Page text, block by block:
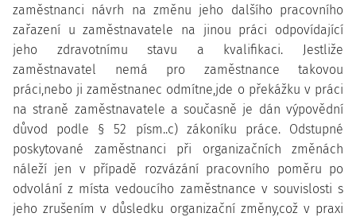
zaměstnanci návrh na změnu jeho dalšího pracovního
zařazení u zaměstnavatele na jinou práci odpovídající
jeho zdravotnímu stavu a kvalifikaci. Jestliže
zaměstnavatel nemá pro zaměstnance takovou
práci,nebo ji zaměstnanec odmítne,jde o překážku v práci
na straně zaměstnavatele a současně je dán výpovědní
důvod podle § 52 písm..c) zákoníku práce. Odstupné
poskytované zaměstnanci při organizačních změnách
náleží jen v případě rozvázání pracovního poměru po
odvolání z místa vedoucího zaměstnance v souvislosti s
jeho zrušením v důsledku organizační změny,což v praxi